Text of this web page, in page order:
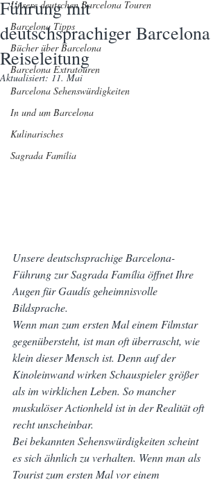
Unsere deutschen Barcelona Touren
Barcelona Tipps
Bücher über Barcelona
Barcelona Extratouren
Barcelona Sehenswürdigkeiten
In und um Barcelona
Kulinarisches
Sagrada Família
Führung mit
deutschsprachiger Barcelona
Reiseleitung
Aktualisiert:11. Mai
Unsere deutschsprachige Barcelona-
Führung zur Sagrada Família öffnet Ihre
Augen für Gaudís geheimnisvolle
Bildsprache.
Wenn man zum ersten Mal einem Filmstar
gegenübersteht, ist man oft überrascht, wie
klein dieser Mensch ist. Denn auf der
Kinoleinwand wirken Schauspieler größer
als im wirklichen Leben. So mancher
muskulöser Actionheld ist in der Realität oft
recht unscheinbar.
Bei bekannten Sehenswürdigkeiten scheint
es sich ähnlich zu verhalten. Wenn man als
Tourist zum ersten Mal vor einem